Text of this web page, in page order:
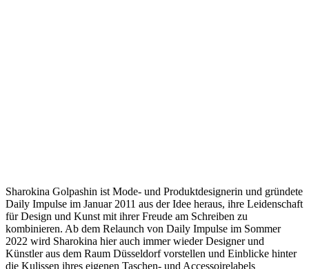
Sharokina Golpashin ist Mode- und Produktdesignerin und gründete
Daily Impulse im Januar 2011 aus der Idee heraus, ihre Leidenschaft
für Design und Kunst mit ihrer Freude am Schreiben zu
kombinieren. Ab dem Relaunch von Daily Impulse im Sommer
2022 wird Sharokina hier auch immer wieder Designer und
Künstler aus dem Raum Düsseldorf vorstellen und Einblicke hinter
die Kulissen ihres eigenen Taschen- und Accessoirelabels